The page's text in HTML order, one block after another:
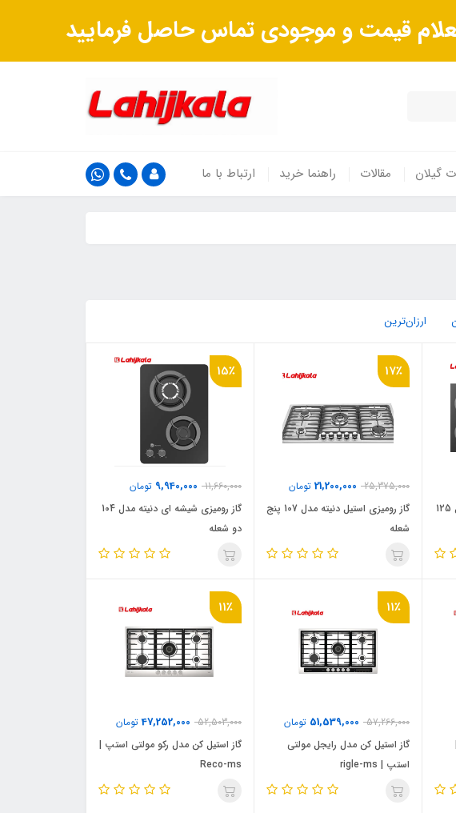
قیمت و موجودی تماس حاصل فرمایید
گیلان مقالات راهنما خرید ارتباط با ما
ارزان‌ترین
گاز رومیزی شیشه ای دنیته مدل 125
17٪
25,375,000
21,200,000 تومان
گاز رومیزی استیل دنیته مدل 107 پنج
شعله
15٪
11,660,000
9,940,000 تومان
گاز رومیزی شیشه ای دنیته مدل 104
دو شعله
11٪
57,266,000
51,539,000 تومان
گاز استیل کن مدل رایجل مولتی
استپ | rigle-ms
11٪
52,503,000
47,252,000تومان
گاز استیل کن مدل رکو مولتی استپ |
Reco-ms